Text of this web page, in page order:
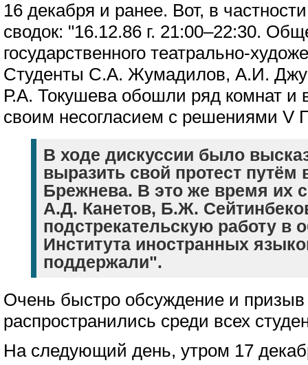
16 декабря и ранее. Вот, в
сводок: "16.12.86 г. 21:00–22:30.
государственного театрально-
Студенты С.А. Жумадилов, А.И.
Р.А. Токушева обошли ряд комнат и
своим несогласием с решениями V
В ходе дискуссии было
выразить свой протест
Брежнева. В это же время их
А.Д. Канетов, Б.Ж.
подстрекательскую работу
Института иностранных
поддержали".
Очень быстро обсуждение и
распространились среди всех
На следующий день, утром 17